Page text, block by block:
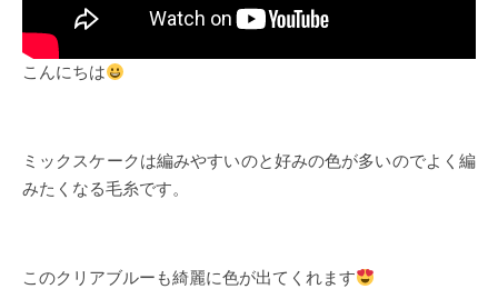
こんにちは
ミックスケークは編みやすいのと好みの色が多いのでよく編
みたくなる毛糸です。
このクリアブルーも綺麗に色が出てくれます